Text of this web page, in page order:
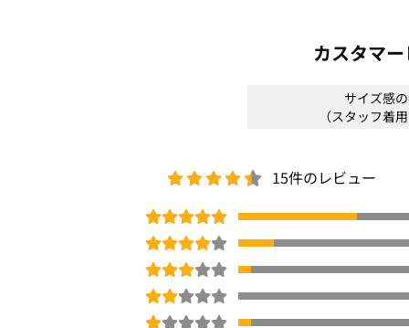
カスタマ
サイズ感
（スタッフ着
15件のレビュー